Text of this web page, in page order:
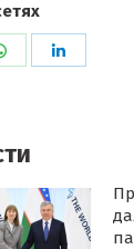
Поделиться